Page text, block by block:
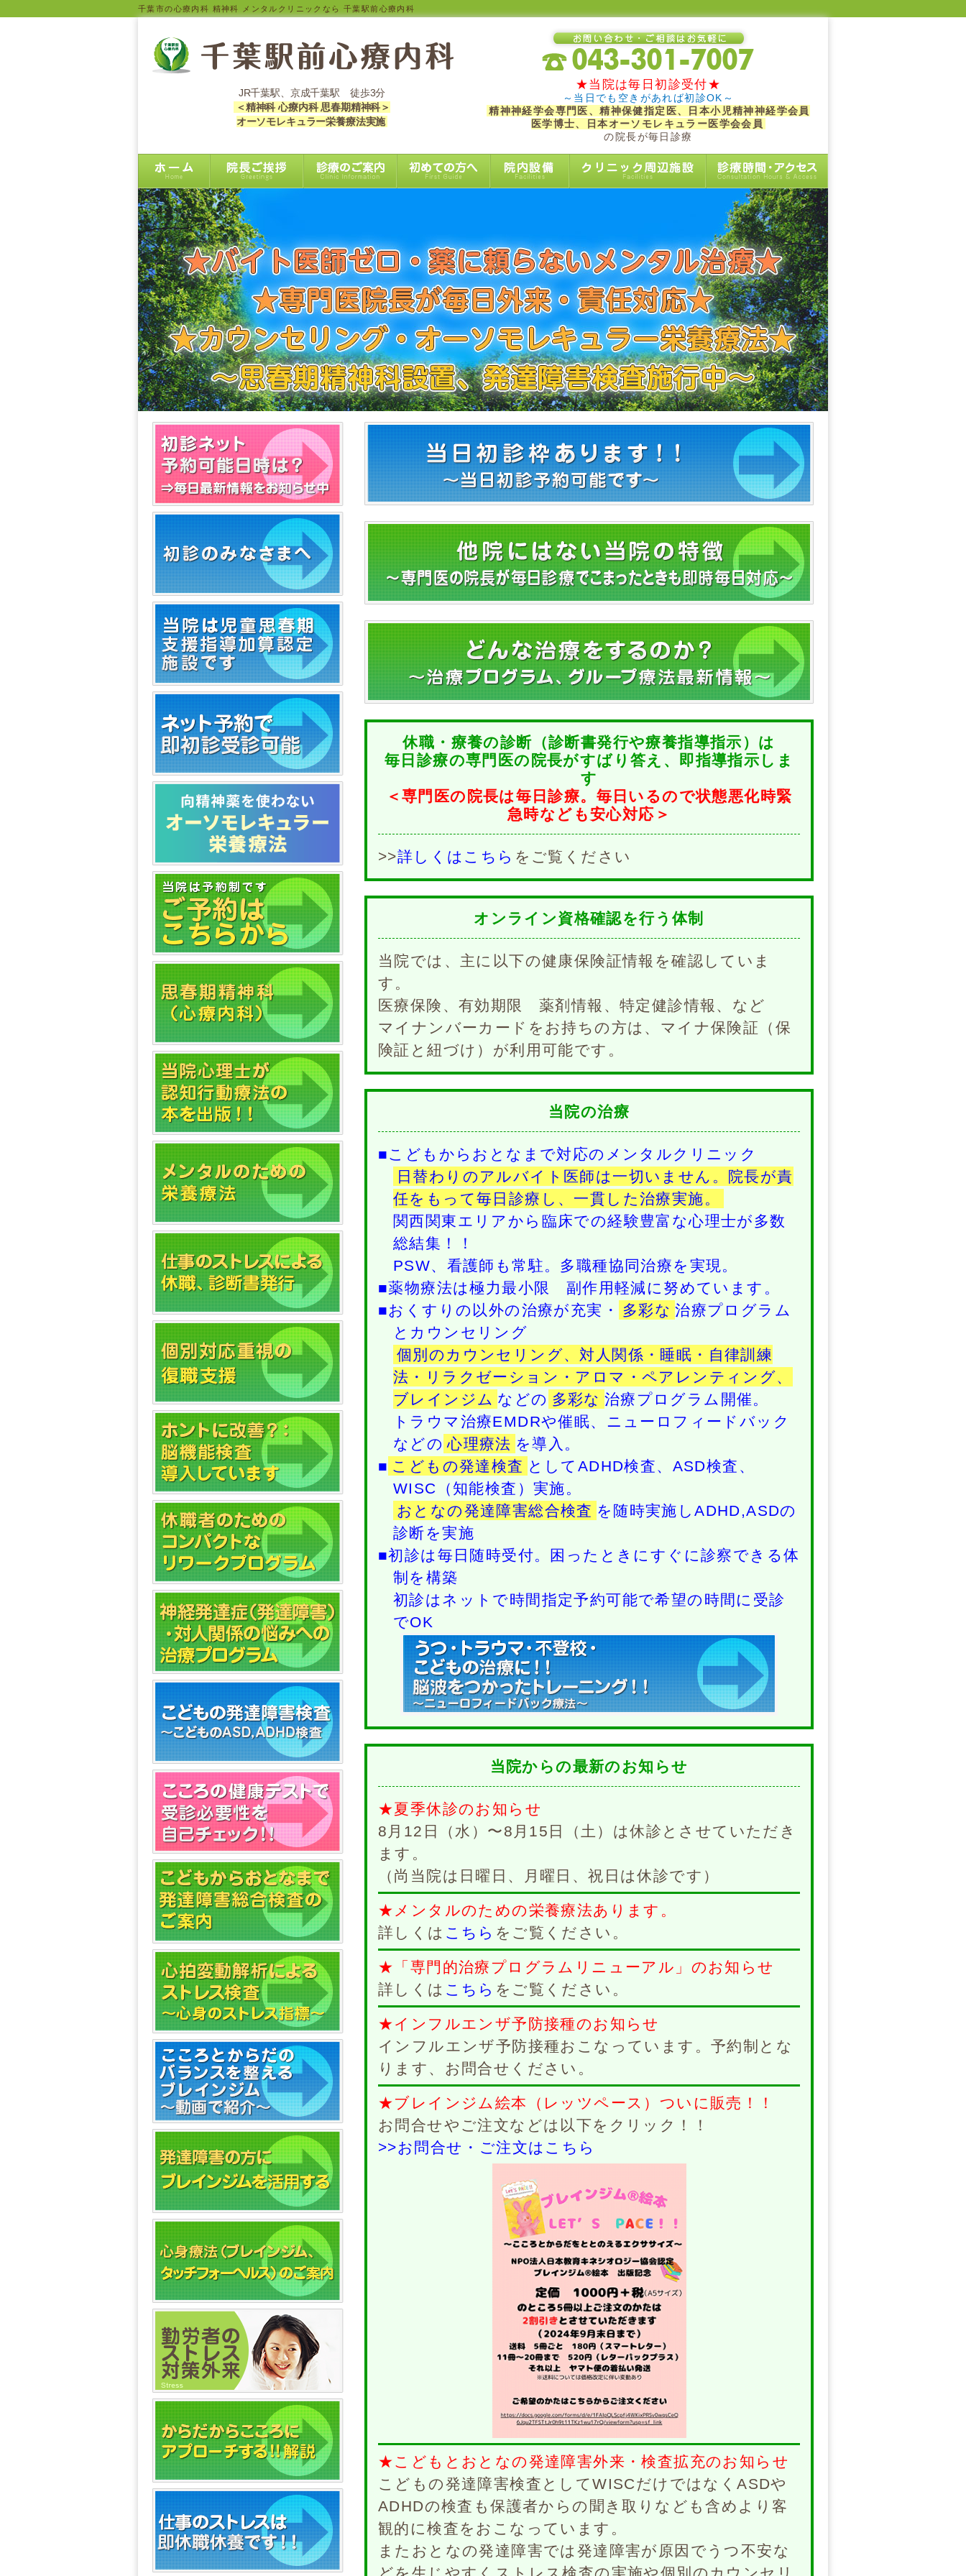
千葉市の心療内科 精神科 メンタルクリニックなら 千葉駅前心療内科
JR千葉駅、京成千葉駅 徒歩3分
＜精神科 心療内科 思春期精神科＞
オーソモレキュラー栄養療法実施
★当院は毎日初診受付★
～当日でも空きがあれば初診OK～
精神神経学会専門医、精神保健指定医、日本小児精神神経学会員
医学博士、日本オーソモレキュラー医学会会員
の院長が毎日診療
休職・療養の診断（診断書発行や療養指導指示）は
毎日診療の専門医の院長がすばり答え、即指導指示しま
す
＜専門医の院長は毎日診療。毎日いるので状態悪化時緊
急時なども安心対応＞
>>詳しくはこちら をご覧ください
オンライン資格確認を行う体制
当院では、主に以下の健康保険証情報を確認していま
す。
医療保険、有効期限 薬剤情報、特定健診情報、など
マイナンバーカードをお持ちの方は、マイナ保険証（保
険証と紐づけ）が利用可能です。
当院の治療
■こどもからおとなまで対応のメンタルクリニック
日替わりのアルバイト医師は一切いません。院長が責
任をもって毎日診療し、一貫した治療実施。
関西関東エリアから臨床での経験豊富な心理士が多数
総結集！！
PSW、看護師も常駐。多職種協同治療を実現。
■薬物療法は極力最小限 副作用軽減に努めています。
■おくすりの以外の治療が充実・
多彩な 治療プログラム
とカウンセリング
個別のカウンセリング、対人関係・睡眠・自律訓練
法・リラクゼーション・アロマ・ペアレンティング、
ブレインジム などの 多彩な 治療プログラム開催。
トラウマ治療EMDRや催眠、ニューロフィードバック
などの 心理療法 を導入。
■ こどもの発達検査 としてADHD検査、ASD検査、
WISC（知能検査）実施。
おとなの発達障害総合検査 を随時実施しADHD,ASDの
診断を実施
■初診は毎日随時受付。困ったときにすぐに診察できる体
制を構築
初診はネットで時間指定予約可能で希望の時間に受診
でOK
当院からの最新のお知らせ
★夏季休診のお知らせ
8月12日（水）〜8月15日（土）は休診とさせていただき
ます。
（尚当院は日曜日、月曜日、祝日は休診です）
★メンタルのための栄養療法あります。
詳しくは こちら をご覧ください。
★「専門的治療プログラムリニューアル」のお知らせ
詳しくは こちら をご覧ください。
★インフルエンザ予防接種のお知らせ
インフルエンザ予防接種おこなっています。予約制とな
ります、お問合せください。
★ブレインジム絵本（レッツペース）ついに販売！！
お問合せやご注文などは以下をクリック！！
>>お問合せ・ご注文はこちら
★こどもとおとなの発達障害外来・検査拡充のお知らせ
こどもの発達障害検査としてWISCだけではなくASDや
ADHDの検査も保護者からの聞き取りなども含めより客
観的に検査をおこなっています。
またおとなの発達障害では発達障害が原因でうつ不安な
どを生じやすくストレス検査の実施や個別のカウンセリ